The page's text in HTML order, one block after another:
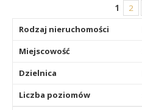
1 2
Rodzaj nieruchomości
Miejscowość
Dzielnica
Liczba poziomów